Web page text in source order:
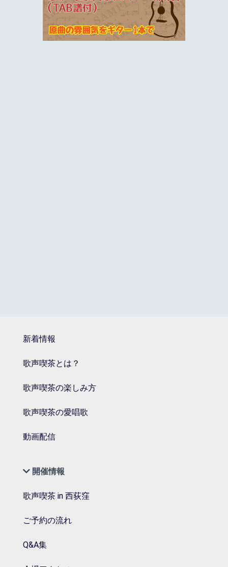
新着情報
歌声喫茶とは？
歌声喫茶の楽しみ方
歌声喫茶の愛唱歌
動画配信
開催情報
歌声喫茶 in 西荻窪
ご予約の流れ
Q&A集